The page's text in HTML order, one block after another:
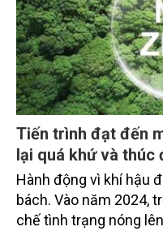
Tiến trình đạt đến
lại quá khứ và thúc
Hành động vì khí hậu
bách. Vào năm 2024,
chế tình trạng nóng